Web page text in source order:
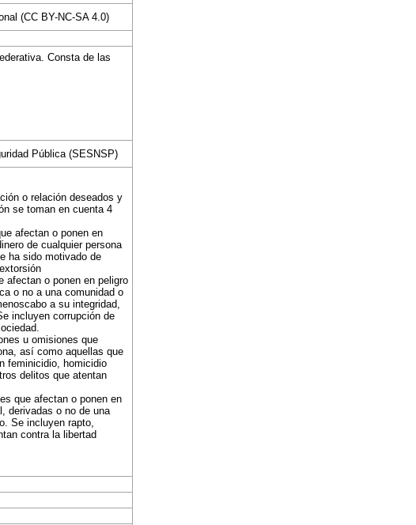
(CC BY-NC-SA 4.0)
Consta de las
Pública (SESNSP)
o relación deseados y
se toman en cuenta 4
afectan o ponen en
de cualquier persona
ha sido motivado de
afectan o ponen en peligro
o no a una comunidad o
a su integridad,
incluyen corrupción de
u omisiones que
así como aquellas que
feminicidio, homicidio
delitos que atentan
que afectan o ponen en
derivadas o no de una
Se incluyen rapto,
contra la libertad